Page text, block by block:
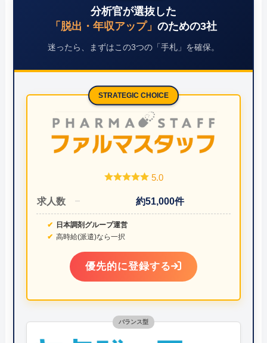
分析官が選抜した
「脱出・年収アップ」 のための3社
迷ったら、まずはこの3つの「手札」を確保。
バランス型
STRATEGIC CHOICE
5.0
求人数 約51,000件
日本調剤グループ運営
高時給(派遣)なら一択
優先的に登録する